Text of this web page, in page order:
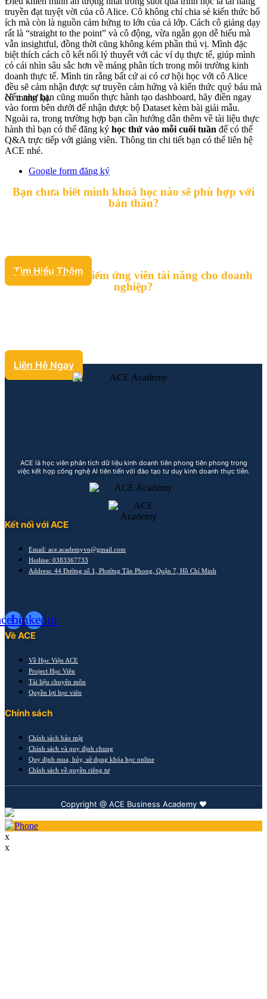
truyền đạt tuyệt vời của cô Alice. Cô không chỉ chia sẻ kiến thức bổ
ích mà còn là nguồn cảm hứng to lớn của cả lớp. Cách cô giảng dạy
rất là “straight to the point” và cô động, vừa ngắn gọn dễ hiểu mà
vẫn insightful, đồng thời cũng không kém phần thú vị. Mình đặc
biệt thích cách cô kết nối lý thuyết với các ví dụ thực tế, giúp mình
có cái nhìn sâu sắc hơn về mảng phân tích trong môi trường kinh
doanh thực tế. Mình tin rằng bất cứ ai có cơ hội học với cô Alice
đều sẽ cảm nhận được sự truyền cảm hứng và kiến thức quý báu mà
cô mang lại.
Nếu như bạn cũng muốn thực hành tạo dashboard, hãy điền ngay
vào form bên dưới để nhận được bộ Dataset kèm bài giải mẫu.
Ngoài ra, trong trường hợp bạn cần hướng dẫn thêm về tài liệu thực
hành thì bạn có thể đăng ký học thử vào mỗi cuối tuần để có thể
Q&A trực tiếp với giảng viên. Thông tin chi tiết bạn có thể liên hệ
ACE nhé.
Google form đăng ký
Bạn chưa biết mình khoá học nào sẽ phù hợp với
bản thân?
Tìm Hiểu Thêm
Bạn đang tìm kiếm ứng viên tài năng cho doanh
nghiệp?
Liên Hệ Ngay
ACE là học viên phân tích dữ liệu kinh doanh tiên phong tiên phong trong
việc kết hợp công nghệ AI tiên tiến với đào tạo tư duy kinh doanh thực tiễn.
Kết nối với ACE
Email: ace.academyvn@gmail.com
Hotline: 0383367733
Address: 44 Đường số 1, Phường Tân Phong, Quận 7, Hồ Chí Minh
Linkedin
Về ACE
Về Học Viện ACE
Project Học Viên
Tài liệu chuyên môn
Quyền lợi học viên
Chính sách
Chính sách bảo mật
Chính sách và quy định chung
Quy định mua, hủy, sử dụng khóa học online
Chính sách về quyền riêng tư
Copyright @ ACE Business Academy ❤️️
x
x